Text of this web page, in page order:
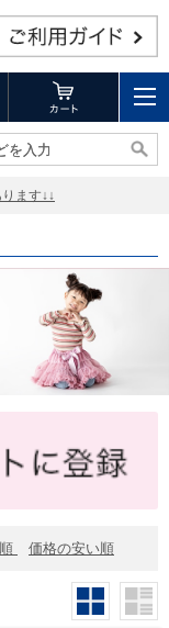
を入力
を入力
ます↓↓
価格の安い順